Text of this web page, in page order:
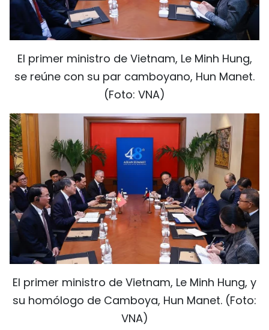
FRANÇAIS
РУССКИЙ
El primer ministro de Vietnam, Le Minh Hung,
se reúne con su par camboyano, Hun Manet.
(Foto: VNA)
El primer ministro de Vietnam, Le Minh Hung, y
su homólogo de Camboya, Hun Manet. (Foto:
VNA)